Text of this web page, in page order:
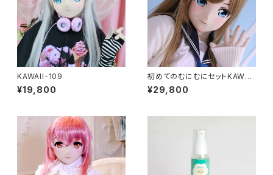
KAWAII-109
¥19,800
初めてのむにむにセットKAWAII
EX-15
¥29,800